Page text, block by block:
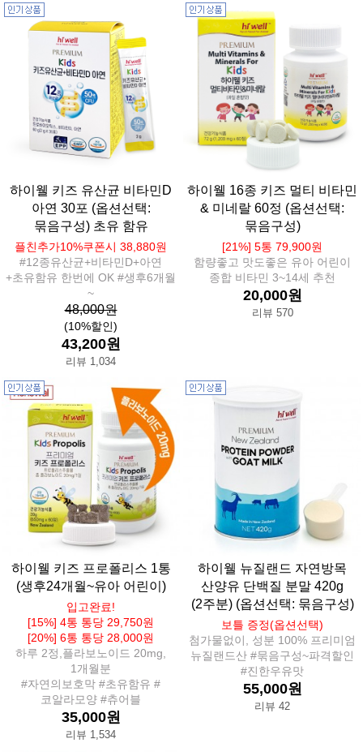
하이웰 키즈 유산균 비타민D
아연 30포 (옵션선택:
묶음구성) 초유 함유
플친추가10%쿠폰시 38,880원
#12종유산균+비타민D+아연
+초유함유 한번에 OK #생후6개월
~
48,000원
(10%할인)
43,200원
리뷰 1,034
하이웰 16종 키즈 멀티 비타민
& 미네랄 60정 (옵션선택:
묶음구성)
[21%] 5통 79,900원
함량좋고 맛도좋은 유아 어린이
종합 비타민 3~14세 추천
20,000원
리뷰 570
하이웰 키즈 프로폴리스 1통
(생후24개월~유아 어린이)
입고완료!
[15%] 4통 통당 29,750원
[20%] 6통 통당 28,000원
하루 2정,플라보노이드 20mg,
1개월분
#자연의보호막 #초유함유 #
코알라모양 #츄어블
35,000원
리뷰 1,534
하이웰 뉴질랜드 자연방목
산양유 단백질 분말 420g
(2주분) (옵션선택: 묶음구성)
보틀 증정(옵션선택)
첨가물없이, 성분 100% 프리미엄
뉴질랜드산 #묶음구성~파격할인
#진한우유맛
55,000원
리뷰 42